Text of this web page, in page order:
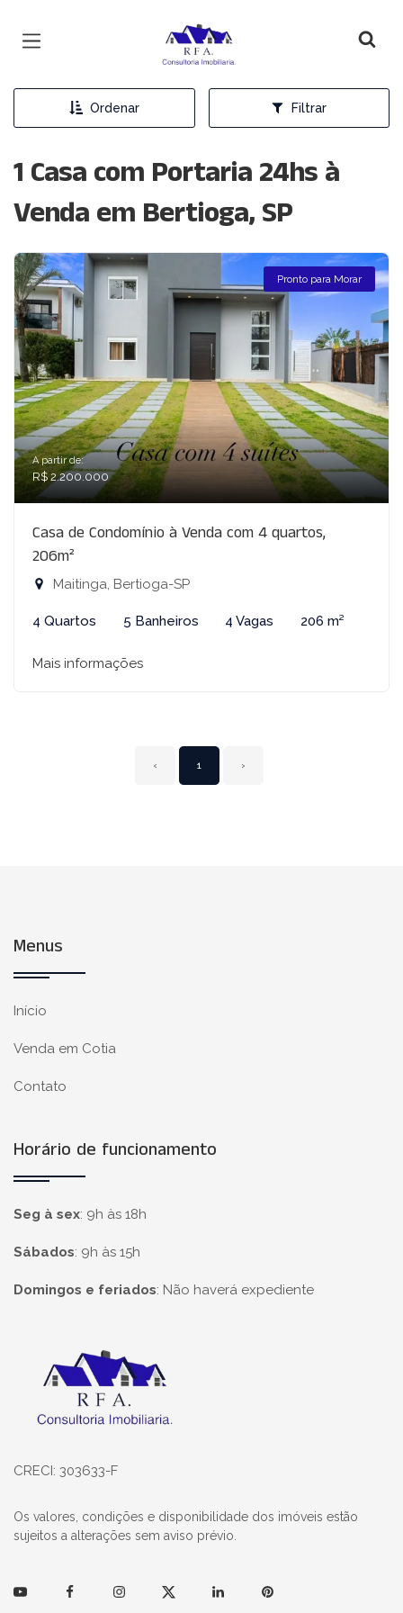
Página inicial
Ordenar Filtrar
1 Casa com Portaria 24hs à
Venda em Bertioga, SP
Pronto para Morar
A partir de:
R$ 2.200.000
Casa de Condomínio à Venda com 4 quartos,
206m²
Maitinga, Bertioga-SP
4 Quartos 5 Banheiros 4 Vagas 206 m²
Mais informações
‹ 1 ›
Menus
Início
Venda em Cotia
Contato
Horário de funcionamento
Seg à sex: 9h às 18h
Sábados: 9h às 15h
Domingos e feriados: Não haverá expediente
Página inicial
CRECI: 303633-F
Os valores, condições e disponibilidade dos imóveis estão
sujeitos a alterações sem aviso prévio.
YoutubeFacebookInstagramTwitter LinkedinPinterest